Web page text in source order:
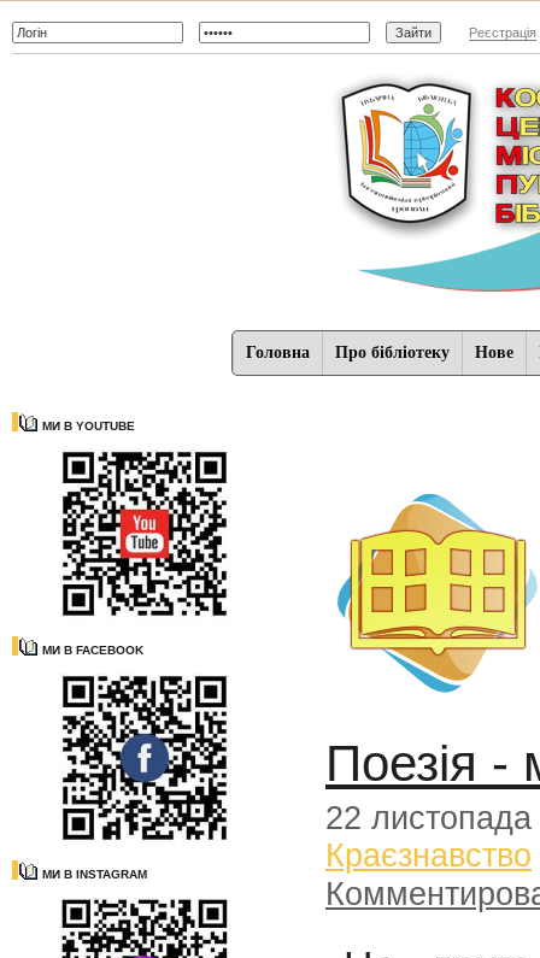
Реєстрація
Головна Про бібліотеку Нове
МИ В YOUTUBE
МИ В FACEBOOK
МИ В INSTAGRAM
Поезія -
22
Краєзнавство